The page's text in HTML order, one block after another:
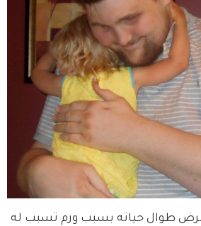
طوال حياته بسبب ورم تسبب له